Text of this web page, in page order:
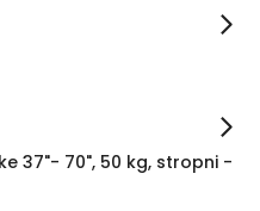
37"- 70", 50 kg, stropni -